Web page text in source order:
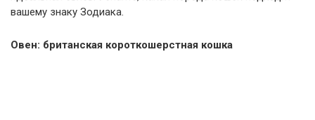
вашему знаку Зодиака.
Овен: британская короткошерстная кошка